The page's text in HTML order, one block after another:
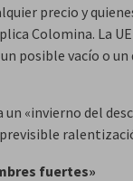
precio y
Colomina. La
posible vacío o un
un «invierno del
fuertes»